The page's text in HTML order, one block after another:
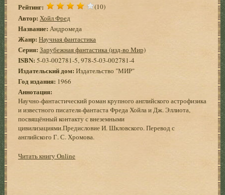
Рейтинг: (10)
Автор: Хойл Фред
Название: Андромеда
Жанр: Научная фантастика
Серия:Зарубежная фантастика (изд-во Мир)
ISBN: 5-03-002781-5, 978-5-03-002781-4
Издательский дом: Издательство "МИР"
Год издания: 1966
Аннотация:
Научно-фантастический роман крупного английского астрофизика
и известного писателя-фантаста Фреда Хойла и Дж. Эллиота,
посвящённый контакту с внеземными
цивилизациями.Предисловие И. Шкловского. Перевод с
английского Г. С. Хромова.
Читать книгу Online